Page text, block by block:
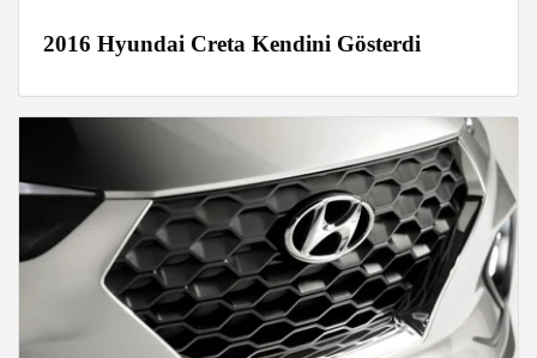
2016 Hyundai Creta Kendini Gösterdi